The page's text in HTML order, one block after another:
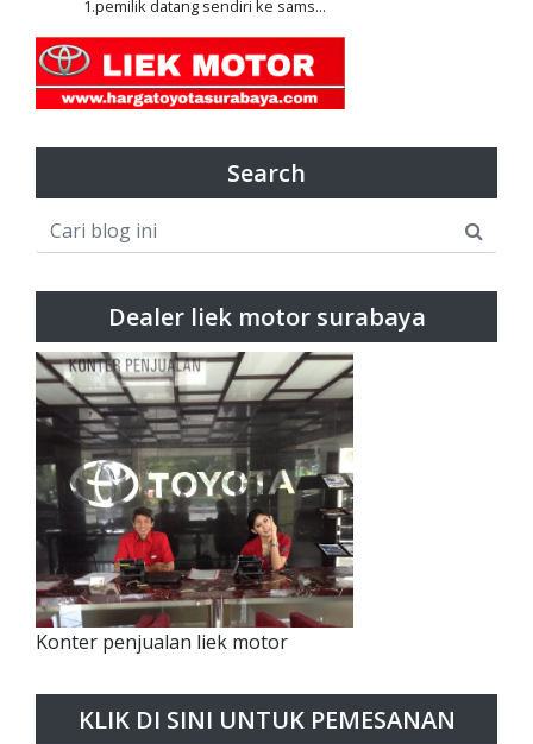
1.pemilik datang sendiri ke sams...
Search
Dealer liek motor surabaya
Konter penjualan liek motor
KLIK DI SINI UNTUK PEMESANAN